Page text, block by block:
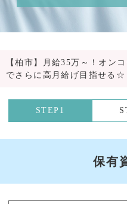
【柏市】月給35万～！オン
でさらに高月給げ目指せる☆
STEP1
保有